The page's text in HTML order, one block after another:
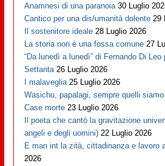
Anamnesi di una paranoia 30 Luglio
Cantico per una dis/umanità dolente 29
Il sostenitore ideale 28 Luglio 2026
La storia non è una fossa comune 27
“Da lunedì a lunedì” di Fernando Di
Settanta 26 Luglio 2026
I malaveglia 25 Luglio 2026
Wasichu, papalagi, sempre quelli siamo
Case morte 23 Luglio 2026
Il poeta che cantò la gravitazione
angeli e degli uomini) 22 Luglio 2026
E man int la zità, cittadinanza e lavoro
2026